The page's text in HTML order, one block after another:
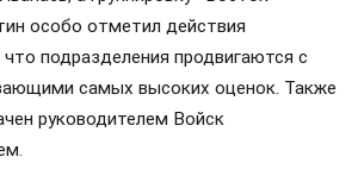
особо отметил действия
что подразделения продвигаются с
самых высоких оценок. Также
руководителем Войск